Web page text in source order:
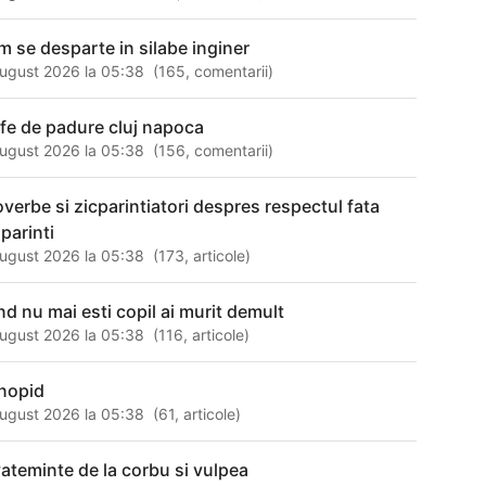
se desparte in silabe inginer
2026 la 05:38 (165,comentarii)
de padure cluj napoca
2026 la 05:38 (156,comentarii)
si zicparintiatori despres respectul fata
2026 la 05:38 (173,articole)
nu mai esti copil ai murit demult
2026 la 05:38 (116,articole)
2026 la 05:38 (61,articole)
de la corbu si vulpea